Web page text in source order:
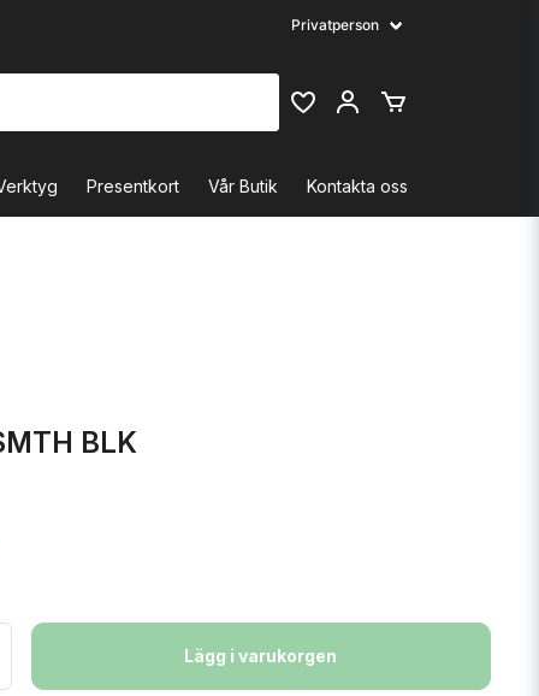
Presentkort Vår Butik Kontakta oss
BLK
Lägg i varukorgen